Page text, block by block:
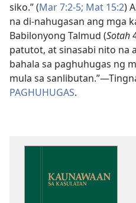
siko.” (Mar 7:2-5; Mat 15:2)
na di-nahugasan ang mga
Babilonyong Talmud (Sotah
patutot, at sinasabi nito na
bahala sa paghuhugas ng
mula sa
PAGHUHUGAS.